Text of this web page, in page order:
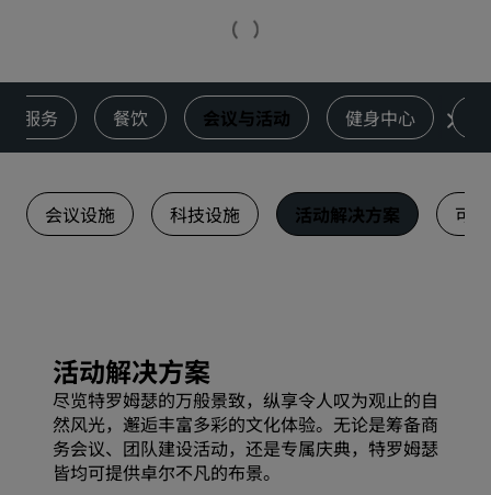
服务 餐饮 会议与活动 健身中心
会议设施 科技设施 活动解决方案 可
活动解决方案
尽览特罗姆瑟的万般景致，纵享令人叹为观止的自
然风光，邂逅丰富多彩的文化体验。无论是筹备商
务会议、团队建设活动，还是专属庆典，特罗姆瑟
皆均可提供卓尔不凡的布景。